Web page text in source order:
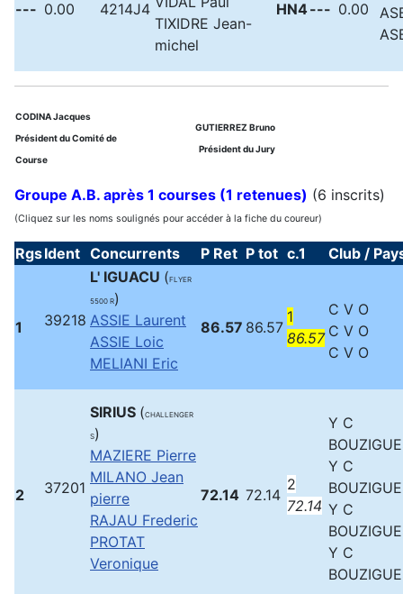
--- 0.00 4214J4
TIXIDRE Jean-
michel
HN4--- 0.00
CODINA Jacques
Président du Comité de
Course
GUTIERREZ Bruno
Président du Jury
Groupe A.B. après 1 courses (1 retenues) (6 inscrits)
(Cliquez sur les noms soulignés pour accéder à la fiche du coureur)
RgsIdent Concurrents P Ret P tot c.1 Club /
1 39218
L' IGUACU (FLYER
5500 R)
ASSIE Laurent
ASSIE Loic
MELIANI Eric
86.57 86.57
1
86.57
C V O
C V O
C V O
2 37201
SIRIUS (CHALLENGER
S)
MAZIERE Pierre
MILANO Jean
pierre
RAJAU Frederic
PROTAT
Veronique
72.14 72.14
2
72.14
Y C
Y C
Y C
Y C